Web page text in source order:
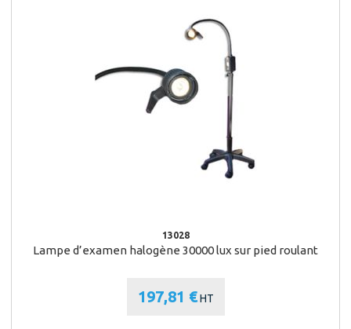
13028
Lampe d’examen halogène 30000 lux sur pied roulant
197,81 € HT